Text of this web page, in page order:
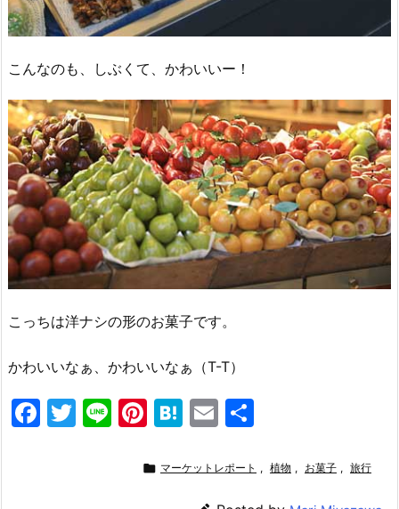
こんなのも、しぶくて、かわいいー！
こっちは洋ナシの形のお菓子です。
かわいいなぁ、かわいいなぁ（T-T）
F
T
Li Pi
er
H
e
E
ai
l
 マーケットレポート , 植物 , お菓子 , 旅行